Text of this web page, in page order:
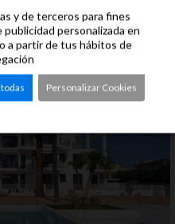
y de terceros para fines
personalizada en
a partir de tus hábitos de
Personalizar Cookies